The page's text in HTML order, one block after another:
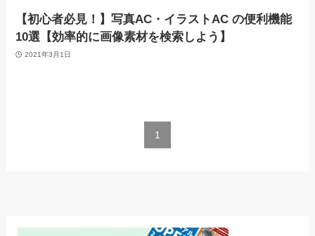
【初心者必見！】写真AC・イラストAC の便利機能
10選【効率的に画像素材を検索しよう】
2021年3月1日
1